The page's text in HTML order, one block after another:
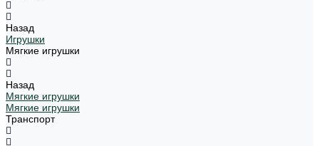
Назад
Игрушки
Мягкие игрушки
Назад
Мягкие игрушки
Мягкие игрушки
Транспорт